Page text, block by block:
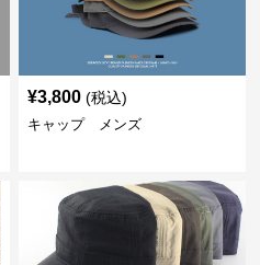
¥3,800 (税込)
キャップ メンズ